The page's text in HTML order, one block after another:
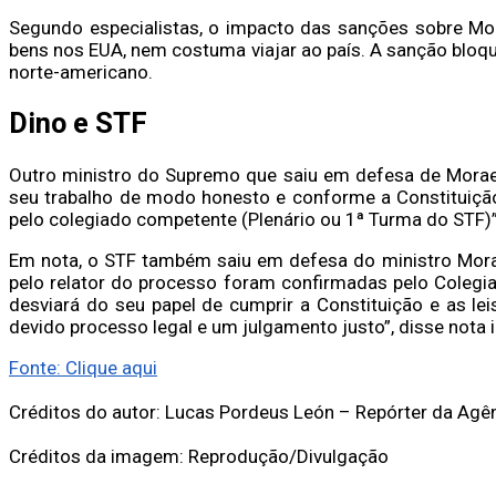
Segundo especialistas, o impacto das sanções sobre
bens nos EUA, nem costuma viajar ao país. A sanção
norte-americano.
Dino e STF
Outro ministro do Supremo que saiu em defesa de
seu trabalho de modo honesto e conforme a
pelo colegiado competente (Plenário ou 1ª Turma do
Em nota, o STF também saiu em defesa do ministro
pelo relator do processo foram confirmadas pelo
desviará do seu papel de cumprir a Constituição e as
devido processo legal e um julgamento justo”, disse nota
Fonte: Clique aqui
Créditos do autor: Lucas Pordeus León – Repórter da
Créditos da imagem: Reprodução/Divulgação